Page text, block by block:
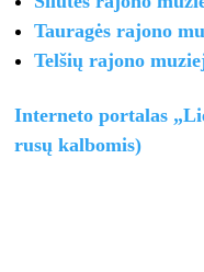
Tauragės rajono
Telšių rajono
Interneto portalas
rusų kalbomis)